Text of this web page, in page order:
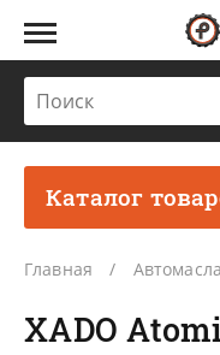
Каталог
Главная Автомасла
XADO